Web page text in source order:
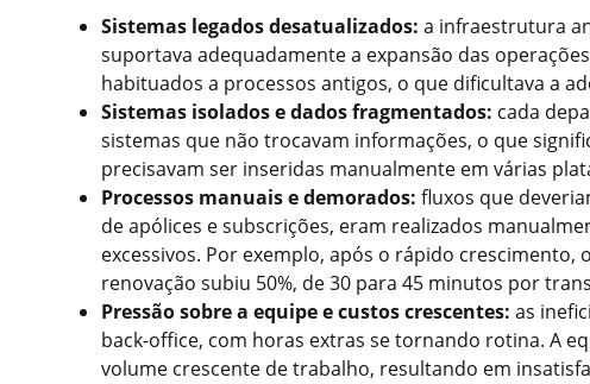
Sistemas legados desatualizados: a infraestrutura
suportava adequadamente a expansão das
habituados a processos antigos, o que dificultava a
Sistemas isolados e dados fragmentados: cada
sistemas que não trocavam informações, o que
precisavam ser inseridas manualmente em várias
Processos manuais e demorados: fluxos que
de apólices e subscrições, eram realizados
excessivos. Por exemplo, após o rápido
renovação subiu 50%, de 30 para 45 minutos por
Pressão sobre a equipe e custos crescentes: as
back-office, com horas extras se tornando rotina. A
volume crescente de trabalho, resultando em